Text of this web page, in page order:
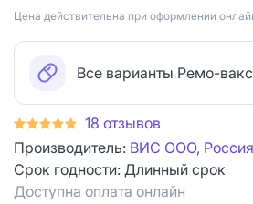
Цена действительна при оформлении
Все варианты Ремо-вакс
18 отзывов
Производитель: ВИС ООО, Россия
Срок годности: Длинный срок
Доступна оплата онлайн